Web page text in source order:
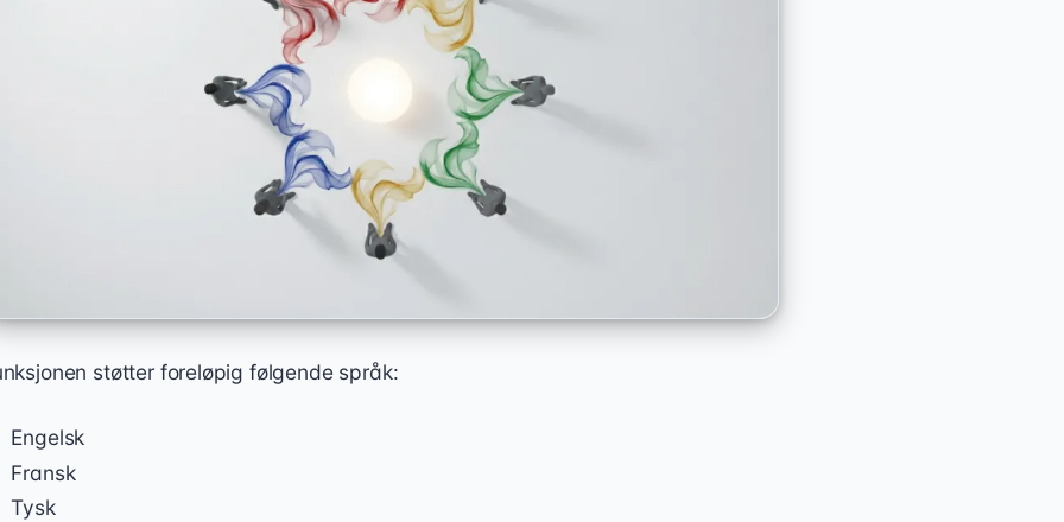
støtter foreløpig følgende språk:
Engelsk
Fransk
Tysk